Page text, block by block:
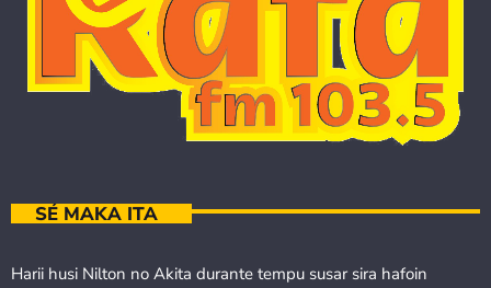
SÉ MAKA ITA
Harii husi Nilton no Akita durante tempu susar sira hafoin